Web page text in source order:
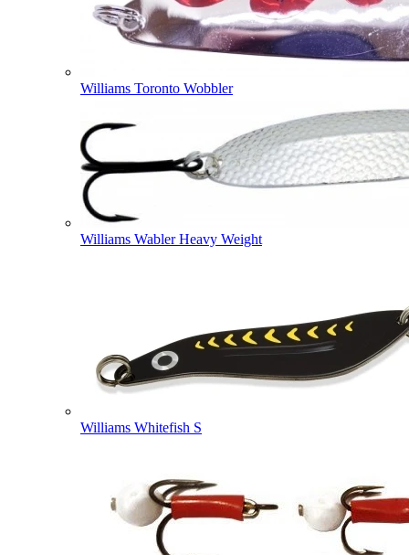
Williams Toronto Wobbler
Williams Wabler Heavy Weight
Williams Whitefish S